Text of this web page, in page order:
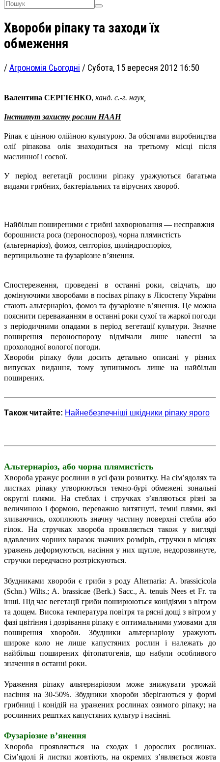
Хвороби ріпаку та заходи їх
обмеження
/ Агрономія Сьогодні / Субота, 15 вересня 2012 16:50
Валентина СЕРГІЄНКО, канд. с.-г. наук,
Інститут захисту рослин НААН
Ріпак є цінною олійною культурою. За обсягами виробництва
олії ріпакова олія знаходиться на третьому місці після
маслинної і соєвої.
У період вегетації рослини ріпаку уражуються багатьма
видами грибних, бактеріальних та вірусних хвороб.
Найбільш поширеними є грибні захворювання — несправжня
борошниста роса (пероноспороз), чорна плямистість
(альтернаріоз), фомоз, септоріоз, циліндроспоріоз,
вертицильозне та фузаріозне в’янення.
Спостереження, проведені в останні роки, свідчать, що
домінуючими хворобами в посівах ріпаку в Лісостепу України
стають альтернаріоз, фомоз та фузаріозне в’янення. Це можна
пояснити переважанням в останні роки сухої та жаркої погоди
з періодичними опадами в період вегетації культури. Значне
поширення пероноспорозу відмічали лише навесні за
прохолодної вологої погоди.
Хвороби ріпаку були досить детально описані у різних
випусках видання, тому зупинимось лише на найбільш
поширених.
Також читайте: Найнебезпечніші шкідники ріпаку ярого
Альтернаріоз, або чорна плямистість
Хвороба уражує рослини в усі фази розвитку. На сім’ядолях та
листках ріпаку утворюються темно-бурі обмежені зональні
округлі плями. На стеблах і стручках з’являються різні за
величиною і формою, переважно витягнуті, темні плями, які
зливаючись, охоплюють значну частину поверхні стебла або
гілок. На стручках хвороба проявляється також у вигляді
вдавлених чорних виразок значних розмірів, стручки в місцях
уражень деформуються, насіння у них щупле, недорозвинуте,
стручки передчасно розтріскуються.
Збудниками хвороби є гриби з роду Аlternaria: A. brassicicola
(Schn.) Wilts.; A. brassicae (Berk.) Sacc., A. tenuis Nees et Fr. та
інші. Під час вегетації гриби поширюються конідіями з вітром
та дощем. Висока температура повітря та рясні дощі з вітром у
фазі цвітіння і дозрівання ріпаку є оптимальними умовами для
поширення хвороби. Збудники альтернаріозу уражують
широке коло не лише капустяних рослин і належать до
найбільш поширених фітопатогенів, що набули особливого
значення в останні роки.
Ураження ріпаку альтернаріозом може знижувати урожай
насіння на 30-50%. Збудники хвороби зберігаються у формі
грибниці і конідій на уражених рослинах озимого ріпаку; на
рослинних рештках капустяних культур і насінні.
Фузаріозне в’янення
Хвороба проявляється на сходах і дорослих рослинах.
Сім’ядолі й листки жовтіють, на окремих з’являється жовта